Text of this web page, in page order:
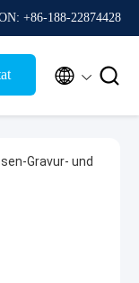
+86-188-22874428
 
Gravur- und